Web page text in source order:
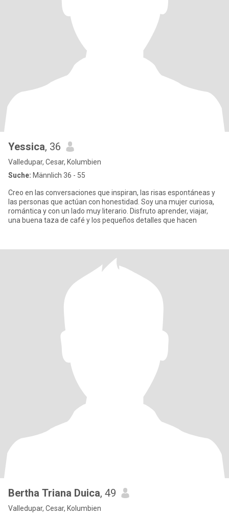
Yessica, 36
Valledupar, Cesar, Kolumbien
Suche: Männlich 36 - 55
Creo en las conversaciones que inspiran, las risas espontáneas y
las personas que actúan con honestidad. Soy una mujer curiosa,
romántica y con un lado muy literario. Disfruto aprender, viajar,
una buena taza de café y los pequeños detalles que hacen
Bertha Triana Duica, 49
Valledupar, Cesar, Kolumbien